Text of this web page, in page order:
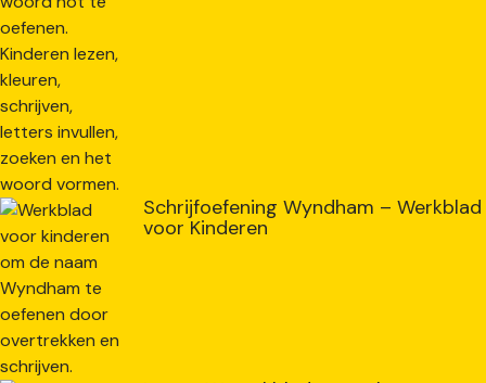
Schrijfoefening Wyndham – Werkblad
voor Kinderen